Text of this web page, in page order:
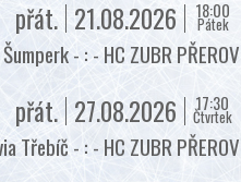
18:00
Pátek
21.08.2026
přát.
- : - HC ZUBR PŘEROV
17:30
Čtvrtek
27.08.2026
přát.
Třebíč - : - HC ZUBR PŘEROV